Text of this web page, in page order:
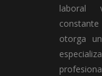
laboral
otorga